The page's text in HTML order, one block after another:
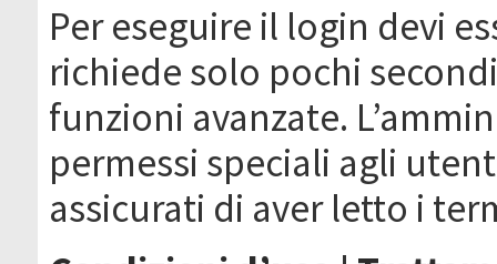
Per eseguire il login devi
richiede solo pochi
funzioni avanzate.
permessi speciali agli
assicurati di aver letto i